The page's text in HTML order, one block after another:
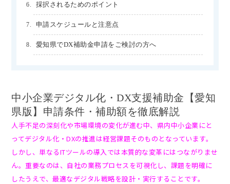
採択されるためのポイント
申請スケジュールと注意点
愛知県でDX補助金申請をご検討の方へ
中小企業デジタル化・DX支援補助金【愛知
県版】申請条件・補助額を徹底解説
人手不足の深刻化や市場環境の変化が進む中、県内中小企業にと
ってデジタル化・DXの推進は経営課題そのものとなっています。
しかし、単なるITツールの導入では本質的な変革にはつながりませ
ん。重要なのは、自社の業務プロセスを可視化し、課題を明確に
したうえで、最適なデジタル戦略を設計・実行することです。